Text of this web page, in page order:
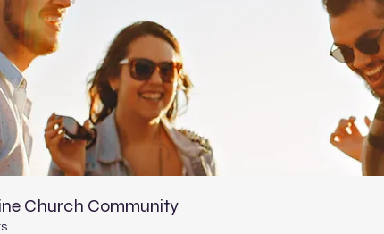
Church Community